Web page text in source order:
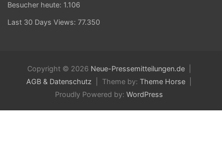
Besucher heute: 1.106
Last 30 Days Views: 77.350
Copyright © 2026 Neue-Pressemitteilungen.de
AGB & Datenschutz
Theme by: Theme Horse
Proudly Powered by: WordPress